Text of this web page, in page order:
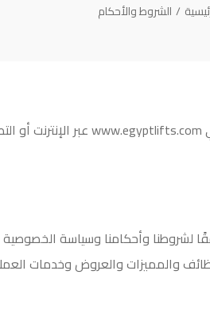
/ الشروط والأحكام
عبر الإنترنت أو
لشروطنا وأحكامنا وسياسة
والمميزات والعروض وخدمات